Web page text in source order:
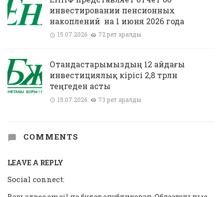
инвестировании пенсионных
накоплений на 1 июня 2026 года
15.07.2026 72 рет қаралды
Отандастарымыздың 12 айдағы
инвестициялық кірісі 2,8 трлн
теңгеден асты
15.07.2026 73 рет қаралды
COMMENTS
LEAVE A REPLY
Social connect: